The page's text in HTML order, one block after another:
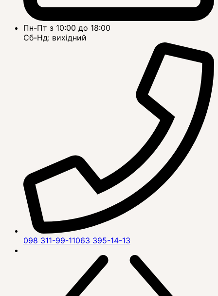
Пн-Пт з 10:00 до 18:00
Сб-Нд: вихідний
098 311-99-11063 395-14-13